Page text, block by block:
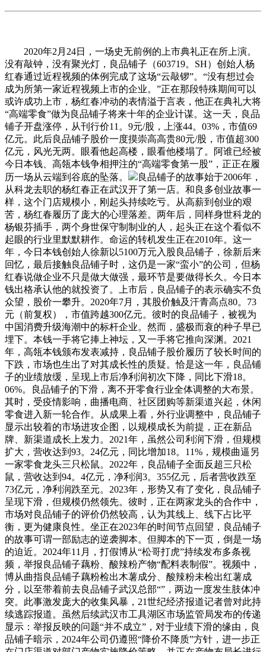
2020年2月24日，一场史无前例的上市典礼正在所上演。
没有敲钟，没有聚光灯，良品铺子（603719。SH）创始人杨
红春通过近程视频的体例完成了这场“云敲锣”。“没有想过会
成为所第一家近程视频上市的企业。”正在那段特殊期间可以
或许成功上市，杨红春冲动的表情溢于言表，他正在典礼大将
“高端零食”做为良品铺子将来十年的企业计谋。这一天，良品
铺子开盘涨停，从刊行价11。9元/股，上涨44。03%，市值69
亿元。此后良品铺子股价一度摸崇高高贵80元/股，市值超300
亿元，风光无两。眼看他起高楼，眼看他楼塌了。阿谁已经被
今日本钱、高瓴本钱争相押注的“高端零食第一股”，正正在履
历一场从云端到谷底的坠落。
良品铺子的故事始于2006年，
从科龙去职的杨红春正在武汉开了第一店。和良多创业故事一
样，这个门店规模小，刚起头持续吃亏。从高薪到创业的艰
苦，杨红春履历了庞大的心理落差。两年后，同样身世科龙的
杨银芬插手，两个身世保守制制业的人，起头正在这个看似不
起眼的行业里默默耕作。命运的转机发生正在2010年。这一
年，今日本钱创始人徐新以5100万元入股良品铺子，徐新后来
回忆，最后接触良品铺子时，这仍是一家“蛮小”的公司，但杨
红春说做企业不只是做大做强，最环节是要做得长久。今日本
钱出格承认他的就投资了。上市后，良品铺子的表示确实不负
众望，股价一攀升。2020年7月，其股价触及汗青高点80。73
元（前复权），市值跨越300亿元。彼时的良品铺子，被视为
中国消费升级海潮中的标杆企业。然而，盛极而衰的种子早已
埋下。本钱一手将它捧上神坛，又一手将它推向深渊。2021
年，高瓴本钱颁布发表减持，良品铺子股价履历了较长时间的
下跌，市场也生出了对其成长性的质疑。恰是这一年，良品铺
子的业绩放缓，呈现上市后净利润初次下降，同比下滑18。
06%。良品铺子的下滑，离不开零食行业全体调整的大布景。
其时，受疫情影响，曲播电商、社区团购等新渠道兴起，休闲
零食进入新一轮合作。从成果上看，外行业调整中，良品铺子
显示出较着的市场进攻企图，以规模成长为前提，正在新品
牌、新渠道成长上发力。2021年，虽然公司利润下滑，但规模
扩大，营收达到93。24亿元，同比增加18。11%，规模曲逼另
一家零食龙头三只松鼠。2022年，良品铺子全面反超三只松
鼠，营收达到94。4亿元，净利润3。355亿元，后者营收跌至
73亿元，净利润跌至元。2023年，形势又有了变化，良品铺子
呈现下滑，但规模仍然领先。彼时，正在两家龙头的合作中，
市场对良品铺子的评价仍然较高，认为其线上、线下占比平
衡，更为健康良性。坐正在2023年的时间节点回望，良品铺子
的故事可谓一部励志的逆袭脚本。但脚本的下一页，倒是一场
的迫近。2024年11月，打假博从“松哥打虎”持续发布多条视
频，举报良品铺子藕粉、酸辣粉产物“配料表制假”。视频中，
博从曲指良品铺子藕粉检出木薯成分、酸辣粉未检出红薯成
分，以至带着前去良品铺子武汉总部“”，两边一度发生肢体冲
突。此事激发庞大的收集风暴，21世纪经济报道记者曾对此持
续逃踪报道。虽然后续武汉市工具湖区市场监管局发布的传递
显示：举报反映的问题“并不成立”，对于业绩下滑的缘由，良
品铺子暗示，2024年公司仍遵照“降价不降质”方针，进一步正